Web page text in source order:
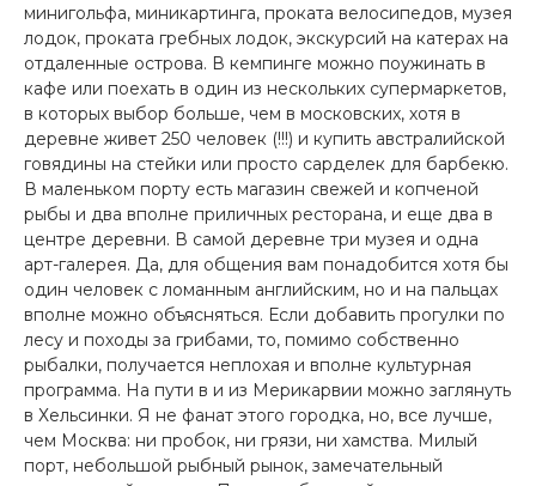
минигольфа, миникартинга, проката велосипедов, музея
лодок, проката гребных лодок, экскурсий на катерах на
отдаленные острова. В кемпинге можно поужинать в
кафе или поехать в один из нескольких супермаркетов,
в которых выбор больше, чем в московских, хотя в
деревне живет 250 человек (!!!) и купить австралийской
говядины на стейки или просто сарделек для барбекю.
В маленьком порту есть магазин свежей и копченой
рыбы и два вполне приличных ресторана, и еще два в
центре деревни. В самой деревне три музея и одна
арт-галерея. Да, для общения вам понадобится хотя бы
один человек с ломанным английским, но и на пальцах
вполне можно объясняться. Если добавить прогулки по
лесу и походы за грибами, то, помимо собственно
рыбалки, получается неплохая и вполне культурная
программа. На пути в и из Мерикарвии можно заглянуть
в Хельсинки. Я не фанат этого городка, но, все лучше,
чем Москва: ни пробок, ни грязи, ни хамства. Милый
порт, небольшой рыбный рынок, замечательный